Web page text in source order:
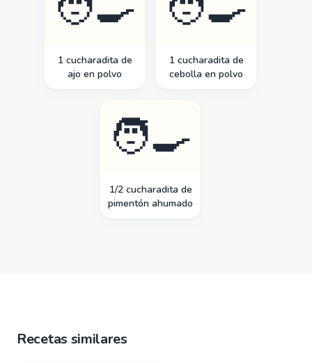
1 cucharadita de
ajo en polvo
1 cucharadita de
cebolla en polvo
🧑‍🍳
1/2 cucharadita de
pimentón ahumado
Recetas similares